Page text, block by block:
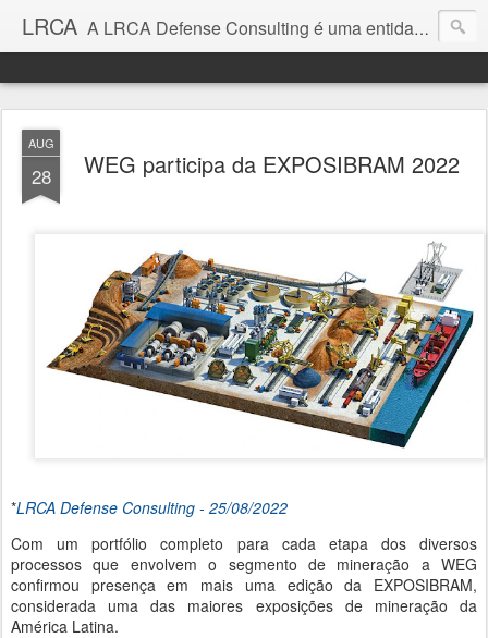
LRCA A LRCA Defense Consulting é uma entidade sem fins lucrativos que se dedica a produzir e divulgar notícias e análises sobre as Empresas de Defesa. Não somos jornalistas e nem este é um blog jornalístico.
AUG
28 WEG participa da EXPOSIBRAM 2022
*LRCA Defense Consulting - 25/08/2022
Com um portfólio completo para cada etapa dos diversos
processos que envolvem o segmento de mineração a WEG
confirmou presença em mais uma edição da EXPOSIBRAM,
considerada uma das maiores exposições de mineração da
América Latina.